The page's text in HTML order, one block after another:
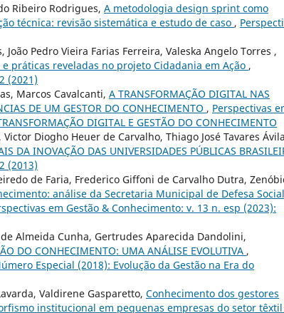
Ribeiro Rodrigues, A metodologia design sprint como
técnica: revisão sistemática e estudo de caso ,
Pedro Vieira Farias Ferreira, Valeska Angelo Torres ,
práticas reveladas no projeto Cidadania em Ação ,
(2021)
Marcos Cavalcanti, A TRANSFORMAÇÃO DIGITAL NAS
DE UM GESTOR DO CONHECIMENTO , Perspectivas
DIGITAL E GESTÃO DO CONHECIMENTO
Diogho Heuer de Carvalho, Thiago José Tavares
DA INOVAÇÃO DAS UNIVERSIDADES PÚBLICAS
(2013)
de Faria, Frederico Giffoni de Carvalho Dutra,
análise da Secretaria Municipal de Defesa
em Gestão & Conhecimento: v. 13 n. esp (2023):
Almeida Cunha, Gertrudes Aparecida Dandolini,
DO CONHECIMENTO: UMA ANÁLISE EVOLUTIVA ,
Especial (2018): Evolução da Gestão na Era do
Valdirene Gasparetto, Conhecimento dos gestores
institucional em pequenas empresas do setor têxtil